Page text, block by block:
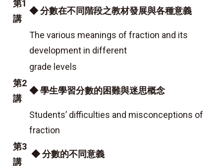
第1
講
◆ 分數在不同階段之教材發展與各種意義
The various meanings of fraction and its
development in different
grade levels
第2
講
◆ 學生學習分數的困難與迷思概念
Students’ difficulties and misconceptions of
fraction
第3
講
◆ 分數的不同意義